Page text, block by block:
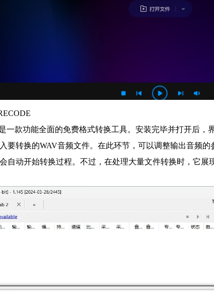
一款功能全面的免费格式转换工具。安装完毕并打开后
要转换的WAV音频文件。在此环节，可以调整输出音频
自动开始转换过程。不过，在处理大量文件转换时，它